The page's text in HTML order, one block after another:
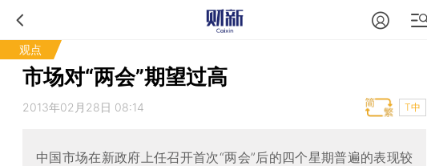
观点
市场对“两会”期望过高
2013年02月28日 08:14 T中
中国市场在新政府上任召开首次“两会”后的四个星期普遍的表现较